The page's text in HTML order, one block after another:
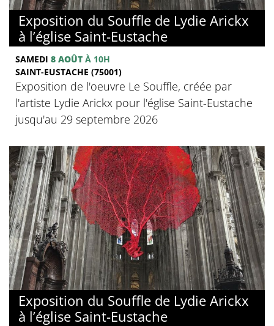
Exposition du Souffle de Lydie Arickx
à l’église Saint-Eustache
SAMEDI 8 AOÛT À 10H
SAINT-EUSTACHE (75001)
Exposition de l'oeuvre Le Souffle, créée par
l'artiste Lydie Arickx pour l'église Saint-Eustache
jusqu'au 29 septembre 2026
Exposition du Souffle de Lydie Arickx
à l’église Saint-Eustache